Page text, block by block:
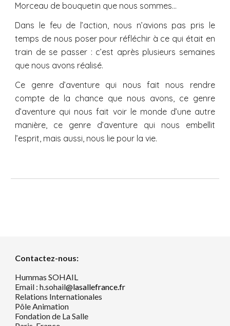
Morceau de bouquetin que nous sommes…
Dans le feu de l’action, nous n’avions pas pris le
temps de nous poser pour réfléchir à ce qui était en
train de se passer : c’est après plusieurs semaines
que nous avons réalisé.
Ce genre d’aventure qui nous fait nous rendre
compte de la chance que nous avons, ce genre
d’aventure qui nous fait voir le monde d’une autre
manière, ce genre d’aventure qui nous embellit
l’esprit, mais aussi, nous lie pour la vie.
Contactez-nous:
Hummas SOHAIL
Email : h.sohail@lasallefrance.fr
Relations Internationales
Pôle Animation
Fondation de La Salle